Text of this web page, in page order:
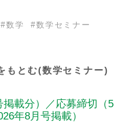
#数学 #数学セミナー
もとむ(数学セミナー)
掲載分）／応募締切（5
年8月号掲載）